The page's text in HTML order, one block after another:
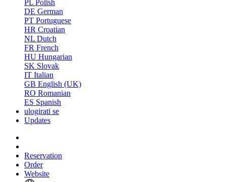
PL Polish
DE German
PT Portuguese
HR Croatian
NL Dutch
FR French
HU Hungarian
SK Slovak
IT Italian
GB English (UK)
RO Romanian
ES Spanish
ulogirati se
Updates
Reservation
Order
Website